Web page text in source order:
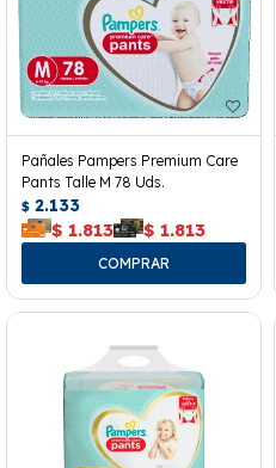
Pañales Pampers Premium Care
Pants Talle M 78 Uds.
$ 2.133
$ 1.813 $ 1.813